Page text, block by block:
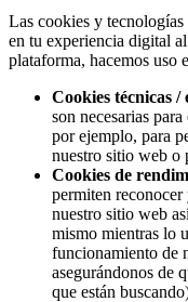
Las cookies y tecnologías
en tu experiencia digital
plataforma, hacemos uso
Cookies técnicas /
son necesarias
por ejemplo, para
nuestro sitio web o
Cookies de
permiten
nuestro sitio web
mismo mientras lo
funcionamiento de
asegurándonos de
que están